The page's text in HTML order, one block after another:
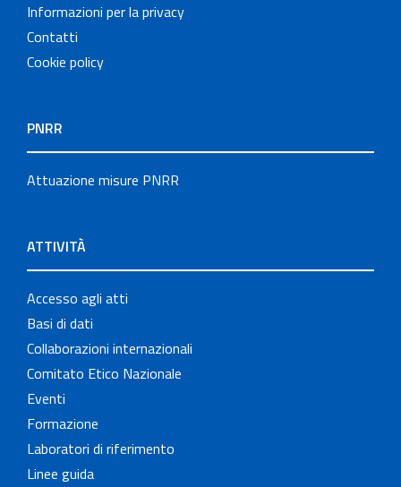
Informazioni per la privacy
Contatti
Cookie policy
PNRR
Attuazione misure PNRR
ATTIVITÀ
Accesso agli atti
Basi di dati
Collaborazioni internazionali
Comitato Etico Nazionale
Eventi
Formazione
Laboratori di riferimento
Linee guida